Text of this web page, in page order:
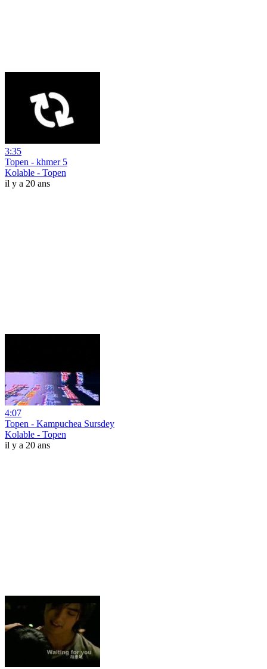
3:35
Topen - khmer 5
Kolable - Topen
il y a 20 ans
4:07
Topen - Kampuchea Sursdey
Kolable - Topen
il y a 20 ans